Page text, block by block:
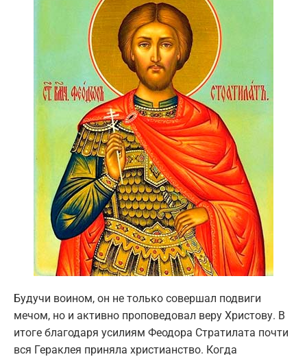
Будучи воином, он не только совершал подвиги
мечом, но и активно проповедовал веру Христову. В
итоге благодаря усилиям Феодора Стратилата почти
вся Гераклея приняла христианство. Когда